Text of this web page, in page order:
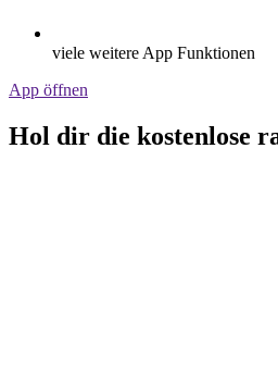
viele weitere App Funktionen
App öffnen
Hol dir die kostenlose